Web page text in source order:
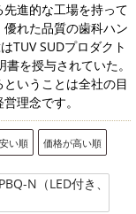
進的な工場を持って
れた品質の歯科ハン
TUV SUDプロダクト
を授与されていた。
いうことは全社の目
理念です。
い順 価格が高い順